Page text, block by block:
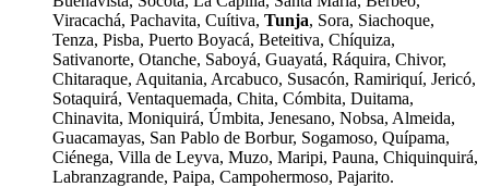
Viracachá, Pachavita, Cuítiva, Tunja, Sora, Siachoque,
Tenza, Pisba, Puerto Boyacá, Beteitiva, Chíquiza,
Sativanorte, Otanche, Saboyá, Guayatá, Ráquira, Chivor,
Chitaraque, Aquitania, Arcabuco, Susacón, Ramiriquí, Jericó,
Sotaquirá, Ventaquemada, Chita, Cómbita, Duitama,
Chinavita, Moniquirá, Úmbita, Jenesano, Nobsa, Almeida,
Guacamayas, San Pablo de Borbur, Sogamoso, Quípama,
Ciénega, Villa de Leyva, Muzo, Maripi, Pauna, Chiquinquirá,
Labranzagrande, Paipa, Campohermoso, Pajarito.